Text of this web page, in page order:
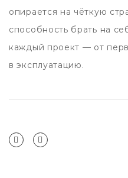
опирается на чёткую
способность брать на
каждый проект — от
в эксплуатацию.